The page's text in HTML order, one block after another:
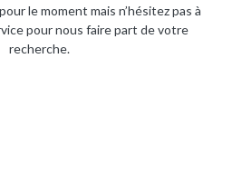
le moment mais n’hésitez pas à
pour nous faire part de votre
recherche.